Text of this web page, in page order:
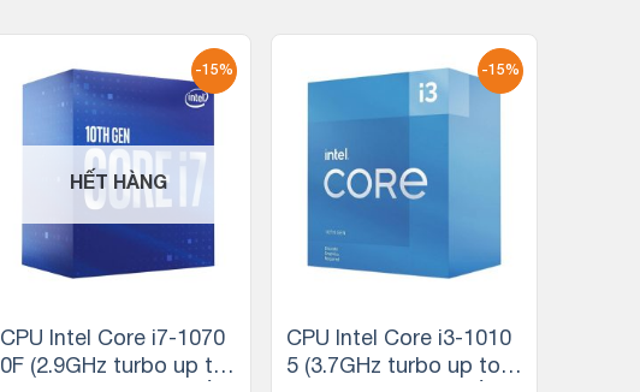
-15%
HẾT HÀNG
CPU Intel Core i7-1070
0F (2.9GHz turbo up to
-15%
CPU Intel Core i3-1010
5 (3.7GHz turbo up to